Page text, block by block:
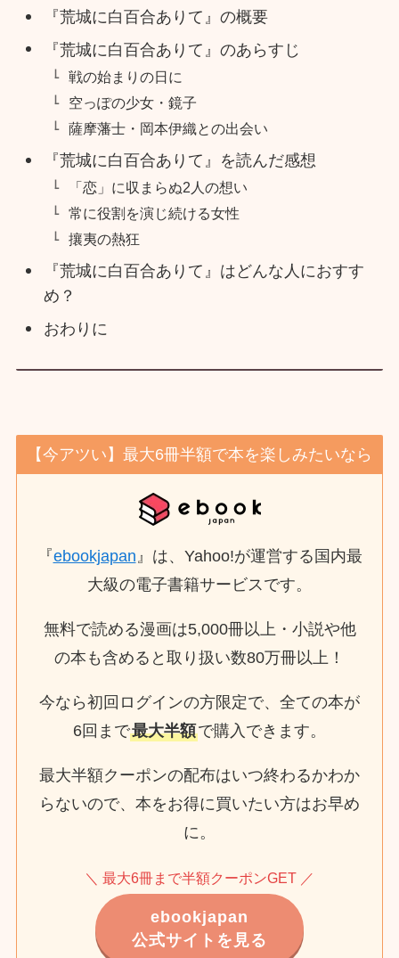
『荒城に白百合ありて』の概要
『荒城に白百合ありて』のあらすじ
戦の始まりの日に
空っぽの少女・鏡子
薩摩藩士・岡本伊織との出会い
『荒城に白百合ありて』を読んだ感想
「恋」に収まらぬ2人の想い
常に役割を演じ続ける女性
攘夷の熱狂
『荒城に白百合ありて』はどんな人におすす
め？
おわりに
【今アツい】最大6冊半額で本を楽しみたいなら
『ebookjapan』は、Yahoo!が運営する国内最
大級の電子書籍サービスです。
無料で読める漫画は5,000冊以上・小説や他
の本も含めると取り扱い数80万冊以上！
今なら初回ログインの方限定で、全ての本が
6回まで最大半額で購入できます。
最大半額クーポンの配布はいつ終わるかわか
らないので、本をお得に買いたい方はお早め
に。
＼ 最大6冊まで半額クーポンGET ／
ebookjapan
公式サイトを見る